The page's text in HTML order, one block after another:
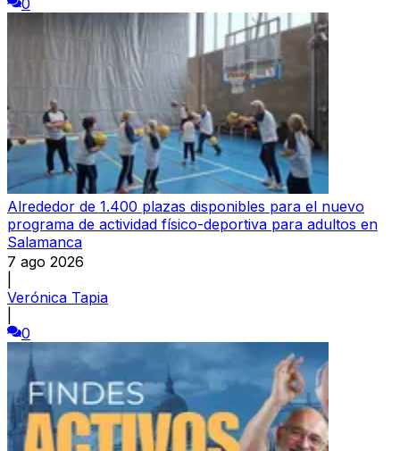
0
Alrededor de 1.400 plazas disponibles para el nuevo
programa de actividad físico-deportiva para adultos en
Salamanca
7 ago 2026
Verónica Tapia
0